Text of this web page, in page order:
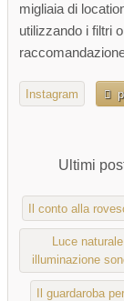
migliaia di
utilizzando i filtri
Instagram
Ultimi
Il conto alla
Luce
illuminazione
Il guardaroba